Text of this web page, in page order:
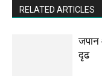
RELATED ARTICLES
जपान
दृढ